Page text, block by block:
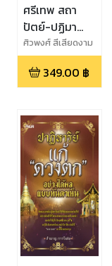
ศรีเทพ สถา
ปัตย์-ปฏิมา
เมืองมรดกโลก
ศิวพงศ์ สีเสียดงาม
349.00 ฿